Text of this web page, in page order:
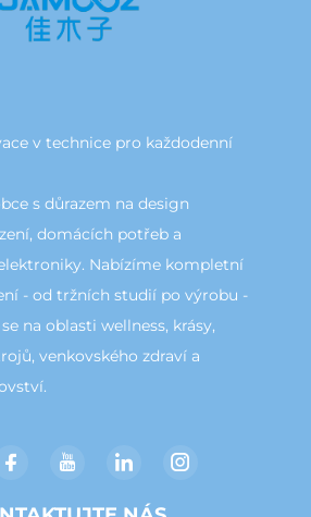
v technice pro každodenní
s důrazem na design
domácích potřeb a
Nabízíme kompletní
- od tržních studií po výrobu -
na oblasti wellness, krásy,
venkovského zdraví a